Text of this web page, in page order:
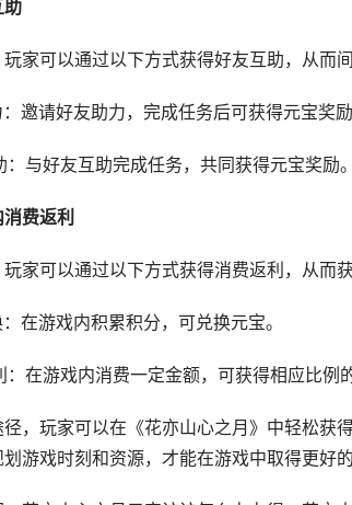
助
家可以通过以下方式获得好友互助，从而间
邀请好友助力，完成任务后可获得元宝奖励
：与好友互助完成任务，共同获得元宝奖励。
费返利
家可以通过以下方式获得消费返利，从而获
在游戏内积累积分，可兑换元宝。
：在游戏内消费一定金额，可获得相应比例
，玩家可以在《花亦山心之月》中轻松获
游戏时刻和资源，才能在游戏中取得更好的